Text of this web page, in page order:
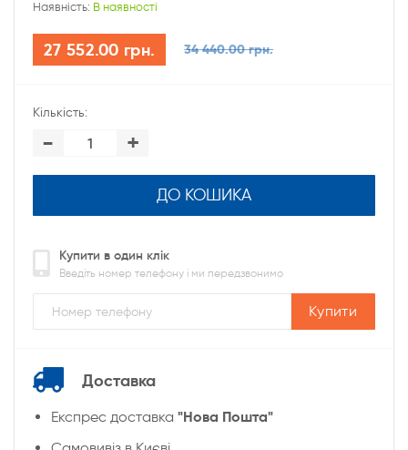
Наявність: В наявності
27 552.00 грн. 34 440.00 грн.
Кількість:
- +
ДО КОШИКА
Купити в один клік
Введіть номер телефону і ми передзвонимо
Купити
Доставка
Експрес доставка "Нова Пошта"